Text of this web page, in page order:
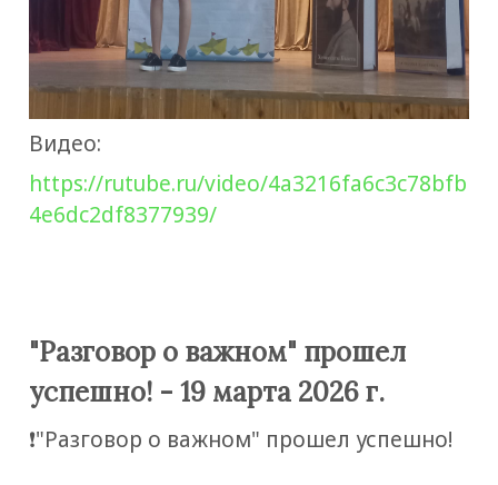
Видео:
https://rutube.ru/video/4a3216fa6c3c78bfb
4e6dc2df8377939/
"Разговор о важном" прошел
успешно! - 19 марта 2026 г.
❗️"Разговор о важном" прошел успешно!